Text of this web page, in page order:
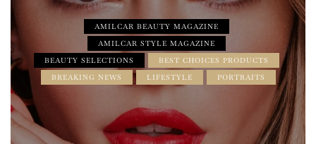
AMILCAR BEAUTY MAGAZINE
AMILCAR STYLE MAGAZINE
BEAUTY SELECTIONS
BEST CHOICES PRODUCTS
BREAKING NEWS
LIFESTYLE PORTRAITS